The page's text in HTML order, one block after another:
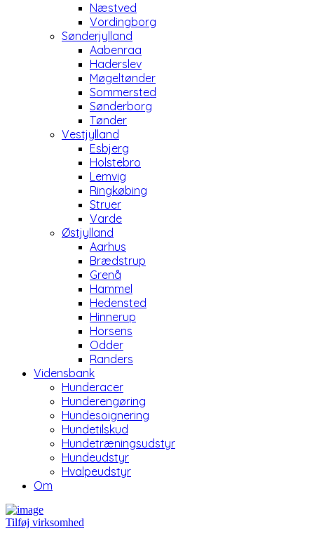
Næstved
Vordingborg
Sønderjylland
Aabenraa
Haderslev
Møgeltønder
Sommersted
Sønderborg
Tønder
Vestjylland
Esbjerg
Holstebro
Lemvig
Ringkøbing
Struer
Varde
Østjylland
Aarhus
Brædstrup
Grenå
Hammel
Hedensted
Hinnerup
Horsens
Odder
Randers
Vidensbank
Hunderacer
Hunderengøring
Hundesoignering
Hundetilskud
Hundetræningsudstyr
Hundeudstyr
Hvalpeudstyr
Om
Tilføj virksomhed